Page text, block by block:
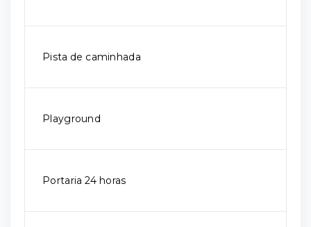
Pista de caminhada
Playground
Portaria 24 horas